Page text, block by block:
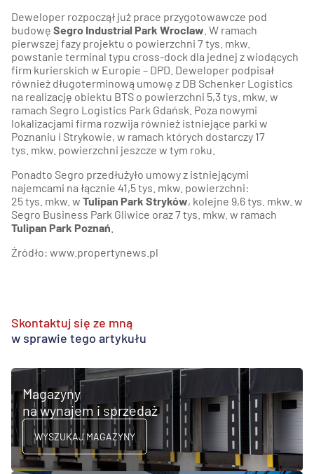
Deweloper rozpoczął już prace przygotowawcze pod
budowę Segro Industrial Park Wroclaw . W ramach
pierwszej fazy projektu o powierzchni 7 tys. mkw.
powstanie terminal typu cross-dock dla jednej z wiodących
firm kurierskich w Europie – DPD. Deweloper podpisał
również długoterminową umowę z DB Schenker Logistics
na realizację obiektu BTS o powierzchni 5,3 tys. mkw. w
ramach Segro Logistics Park Gdańsk. Poza nowymi
lokalizacjami firma rozwija również istniejące parki w
Poznaniu i Strykowie, w ramach których dostarczy 17
tys. mkw. powierzchni jeszcze w tym roku.
Ponadto Segro przedłużyło umowy z istniejącymi
najemcami na łącznie 41,5 tys. mkw. powierzchni:
25 tys. mkw. w Tulipan Park Stryków, kolejne 9,6 tys. mkw. w
Segro Business Park Gliwice oraz 7 tys. mkw. w ramach
Tulipan Park Poznań
Źródło: www.propertynews.pl
Skontaktuj się ze mną
w sprawie tego artykułu
Magazyny
na wynajem i sprzedaż
WYSZUKAJ MAGAZYNY